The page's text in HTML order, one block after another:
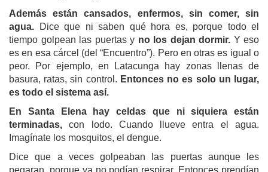
Además están cansados, enfermos, sin comer, sin
agua.
Dice que ni saben qué hora es, porque todo el
tiempo golpean las puertas y no los dejan dormir. Y eso
es en esa cárcel (del “Encuentro”). Pero en otras es igual o
peor. Por ejemplo, en Latacunga hay zonas llenas de
basura, ratas, sin control. Entonces no es solo un lugar,
es todo el sistema así.
En Santa Elena hay celdas que ni siquiera están
terminadas, con lodo. Cuando llueve entra el agua.
Imagínate los mosquitos, el dengue.
Dice que a veces golpeaban las puertas aunque les
pegaran, porque ya no podían respirar. Entonces prendían